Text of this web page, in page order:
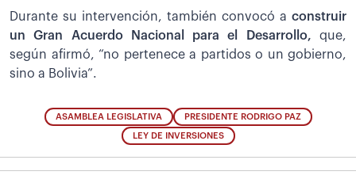
Durante su intervención, también convocó a construir
un Gran Acuerdo Nacional para el Desarrollo, que,
según afirmó, “no pertenece a partidos o un gobierno,
sino a Bolivia”.
ASAMBLEA LEGISLATIVA PRESIDENTE RODRIGO PAZ
LEY DE INVERSIONES